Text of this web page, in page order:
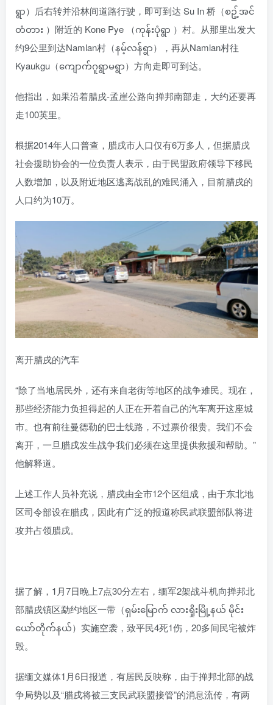
ရွာ）后右转并沿林间道路行驶，即可到达 Su In 桥（စဥ့်အင်
တံတား ）附近的 Kone Pye （ကုန်းပုံရွာ ）村。从那里出发大
约9公里到达Namlan村（နမ့်လန်ရွာ），再从Namlan村往
Kyaukgu（ကျောက်ဂူရွာမရွာ）方向走即可到达。
他指出，如果沿着腊戌-孟崖公路向掸邦南部走，大约还要再
走100英里。
根据2014年人口普查，腊戌市人口仅有6万多人，但据腊戌
社会援助协会的一位负责人表示，由于民盟政府领导下移民
人数增加，以及附近地区逃离战乱的难民涌入，目前腊戌的
人口约为10万。
离开腊戌的汽车
“除了当地居民外，还有来自老街等地区的战争难民。现在，
那些经济能力负担得起的人正在开着自己的汽车离开这座城
市。也有前往曼德勒的巴士线路，不过票价很贵。我们不会
离开，一旦腊戌发生战争我们必须在这里提供救援和帮助。”
他解释道。
上述工作人员补充说，腊戌由全市12个区组成，由于东北地
区司令部设在腊戌，因此有广泛的报道称民武联盟部队将进
攻并占领腊戌。
据了解，1月7日晚上7点30分左右，缅军2架战斗机向掸邦北
部腊戌镇区勐约地区一带（ရှမ်းမြောက် လားရှိုးမြို့နယ် မိုင်း
ယော်တိုက်နယ်）实施空袭，致平民4死1伤，20多间民宅被炸
毁。
据缅文媒体1月6日报道，有居民反映称，由于掸邦北部的战
争局势以及“腊戌将被三支民武联盟接管”的消息流传，有两